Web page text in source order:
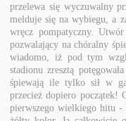
przelewa się wyczuwalny
melduje się na wybiegu, a
wręcz pompatyczny.
pozwalający na chóralny
wiadomo, iż pod tym
stadionu zresztą
śpiewają ile tylko sił w
przecież dopiero początek!
pierwszego wielkiego hitu -